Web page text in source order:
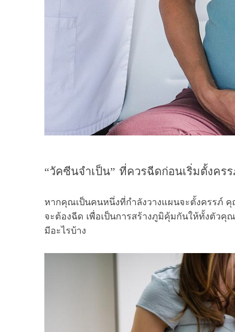
“วัคซีนจำเป็น” ที่ควรฉีดก่อนเริ่มตั้งคร
หากคุณเป็นคนหนึ่งที่กำลังวางแผนจะตั้งครรภ์
จะต้องฉีด เพื่อเป็นการสร้างภูมิคุ้มกันให้ทั้งตัวคุ
มีอะไรบ้าง